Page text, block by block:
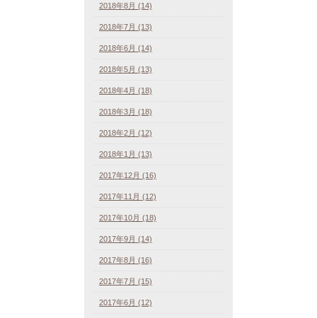
2018年8月 (14)
2018年7月 (13)
2018年6月 (14)
2018年5月 (13)
2018年4月 (18)
2018年3月 (18)
2018年2月 (12)
2018年1月 (13)
2017年12月 (16)
2017年11月 (12)
2017年10月 (18)
2017年9月 (14)
2017年8月 (16)
2017年7月 (15)
2017年6月 (12)